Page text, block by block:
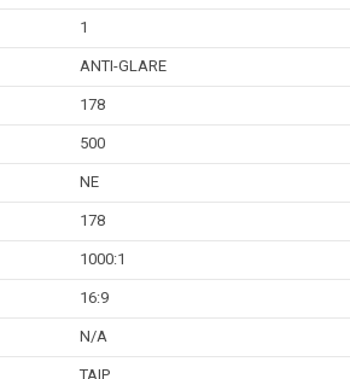
1
ANTI-GLARE
178
500
NE
178
1000:1
16:9
N/A
TAIP